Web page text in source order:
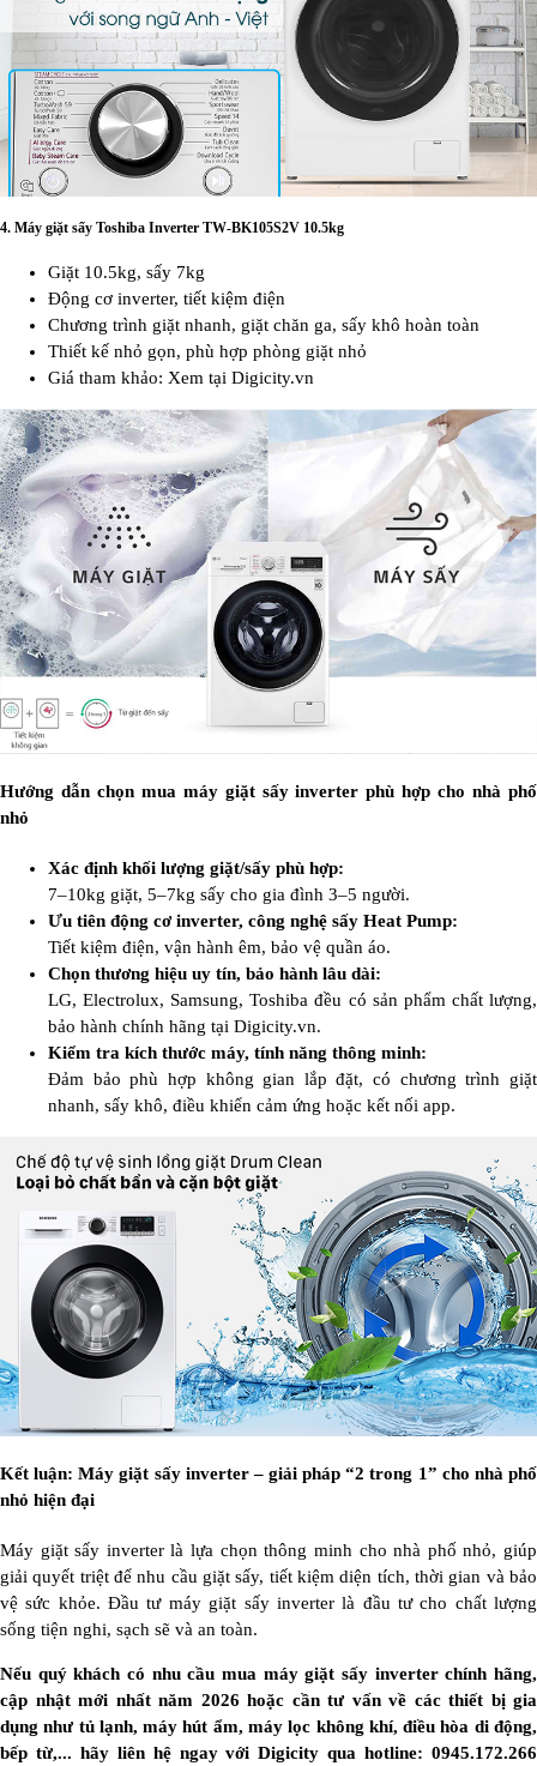
4. Máy giặt sấy Toshiba Inverter TW-BK105S2V 10.5kg
Giặt 10.5kg, sấy 7kg
Động cơ inverter, tiết kiệm điện
Chương trình giặt nhanh, giặt chăn ga, sấy khô hoàn toàn
Thiết kế nhỏ gọn, phù hợp phòng giặt nhỏ
Giá tham khảo: Xem tại Digicity.vn
Hướng dẫn chọn mua máy giặt sấy inverter phù hợp cho nhà phố
nhỏ
Xác định khối lượng giặt/sấy phù hợp:
7–10kg giặt, 5–7kg sấy cho gia đình 3–5 người.
Ưu tiên động cơ inverter, công nghệ sấy Heat Pump:
Tiết kiệm điện, vận hành êm, bảo vệ quần áo.
Chọn thương hiệu uy tín, bảo hành lâu dài:
LG, Electrolux, Samsung, Toshiba đều có sản phẩm chất lượng,
bảo hành chính hãng tại Digicity.vn.
Kiểm tra kích thước máy, tính năng thông minh:
Đảm bảo phù hợp không gian lắp đặt, có chương trình giặt
nhanh, sấy khô, điều khiển cảm ứng hoặc kết nối app.
Kết luận: Máy giặt sấy inverter – giải pháp “2 trong 1” cho nhà phố
nhỏ hiện đại
Máy giặt sấy inverter là lựa chọn thông minh cho nhà phố nhỏ, giúp
giải quyết triệt để nhu cầu giặt sấy, tiết kiệm diện tích, thời gian và bảo
vệ sức khỏe. Đầu tư máy giặt sấy inverter là đầu tư cho chất lượng
sống tiện nghi, sạch sẽ và an toàn.
Nếu quý khách có nhu cầu mua máy giặt sấy inverter chính hãng,
cập nhật mới nhất năm 2026 hoặc cần tư vấn về các thiết bị gia
dụng như tủ lạnh, máy hút ẩm, máy lọc không khí, điều hòa di động,
bếp từ,... hãy liên hệ ngay với Digicity qua hotline: 0945.172.266